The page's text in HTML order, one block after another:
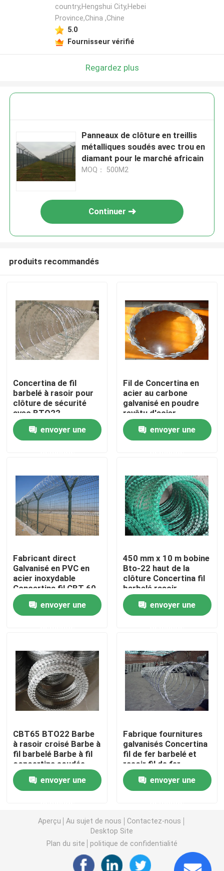
Maison
Produits
Vidéos
À propos de nous
Visite d'usine
Contactez-nous
Nouvelles
3D a soudé le grillage
Clôture soudée à double fil
Barrière de sécurité provisoire
Anti barrière de la montée 358
Clôture de sécurité aéroportuaire
Clôture à maillons de chaîne en métal
country,Hengshui City,Hebei
Province,China ,Chine
5.0
Fournisseur vérifié
Regardez plus
Panneaux de clôture en treillis
métalliques soudés avec trou en
diamant pour le marché africain
MOQ： 500M2
Continuer
produits recommandés
Concertina de fil
barbelé à rasoir pour
clôture de sécurité
avec BTO22
envoyer une
Fil de Concertina en
acier au carbone
galvanisé en poudre
revêtu d'acier
inoxydable BTO-22
CBT-60 CBT-65
envoyer une
Fabricant direct
Galvanisé en PVC en
acier inoxydable
Concertina fil CBT 60
envoyer une
450 mm x 10 m bobine
Bto-22 haut de la
clôture Concertina fil
barbelé rasoir
envoyer une
CBT65 BTO22 Barbe
à rasoir croisé Barbe à
fil barbelé Barbe à fil
concertina soudée
envoyer une
Fabrique fournitures
galvanisés Concertina
fil de fer barbelé et
rasoir fil de fer
barbelé pour clôture
envoyer une
Aperçu Au sujet de nous
Contactez-nous
Desktop Site
Plan du site
politique de confidentialité